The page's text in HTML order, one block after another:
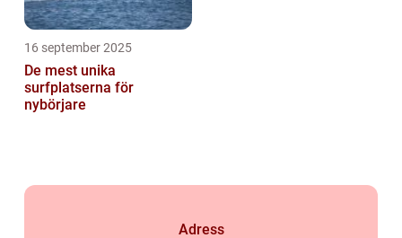
16 september 2025
De mest unika
surfplatserna för
nybörjare
Adress